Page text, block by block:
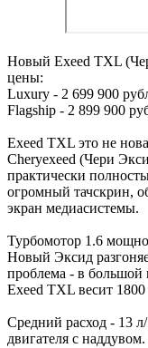
Новый Exeed TXL
цены:
Luxury - 2 699 900
Flagship - 2 899 900
Exeed TXL это не
Cheryexeed (Чери
практически
огромный тачскрин,
экран медиасистемы.
Турбомотор 1.6
Новый Эксид
проблема - в большой
Exeed TXL весит 1800
Средний расход - 13
двигателя с